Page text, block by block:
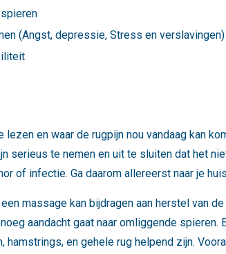
(Angst, depressie, Stress en verslavingen)
en waar de rugpijn nou vandaag kan
serieus te nemen en uit te sluiten dat het
of infectie. Ga daarom allereerst naar je
massage kan bijdragen aan herstel van
aandacht gaat naar omliggende spieren.
hamstrings, en gehele rug helpend zijn.